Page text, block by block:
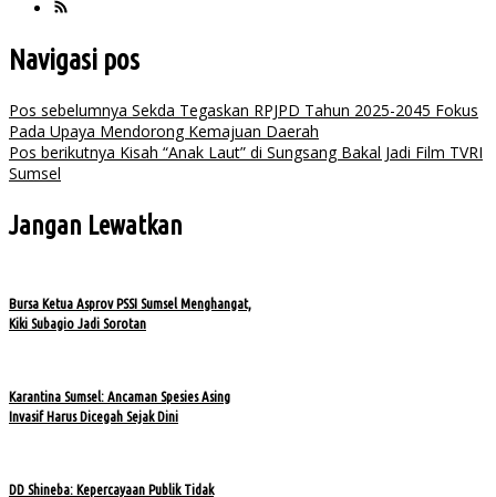
Navigasi pos
Pos sebelumnya Sekda Tegaskan RPJPD Tahun 2025-2045 Fokus
Pada Upaya Mendorong Kemajuan Daerah
Pos berikutnya Kisah “Anak Laut” di Sungsang Bakal Jadi Film TVRI
Sumsel
Jangan Lewatkan
Bursa Ketua Asprov PSSI Sumsel Menghangat,
Kiki Subagio Jadi Sorotan
Karantina Sumsel: Ancaman Spesies Asing
Invasif Harus Dicegah Sejak Dini
DD Shineba: Kepercayaan Publik Tidak